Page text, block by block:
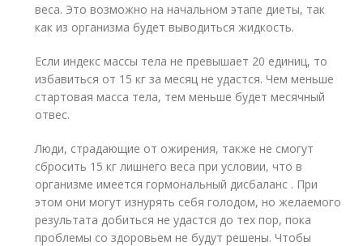
веса. Это возможно на начальном этапе диеты, так
как из организма будет выводиться жидкость.
Если индекс массы тела не превышает 20 единиц, то
избавиться от 15 кг за месяц не удастся. Чем меньше
стартовая масса тела, тем меньше будет месячный
отвес.
Люди, страдающие от ожирения, также не смогут
сбросить 15 кг лишнего веса при условии, что в
организме имеется гормональный дисбаланс . При
этом они могут изнурять себя голодом, но желаемого
результата добиться не удастся до тех пор, пока
проблемы со здоровьем не будут решены. Чтобы